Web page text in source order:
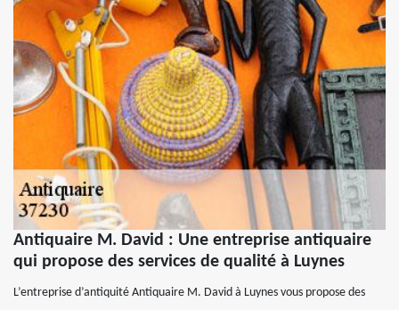
Antiquaire M. David : Une entreprise antiquaire
qui propose des services de qualité à Luynes
L’entreprise d’antiquité Antiquaire M. David à Luynes vous propose des